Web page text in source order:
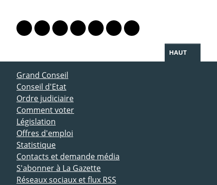
Lien vers le profil Mastodon
Lien vers le profil Bluesky
Lien vers le profil Instagram
Lien vers le profil Linkedin
Lien vers le profil Facebook
Lien vers le profil Twitter
Partager par WhatsApp
HAUT
ACCÈS DIRECT
Grand Conseil
Conseil d'Etat
Ordre judiciaire
Comment voter
Législation
Offres d'emploi
Statistique
Contacts et demande média
S'abonner à La Gazette
Réseaux sociaux et flux RSS